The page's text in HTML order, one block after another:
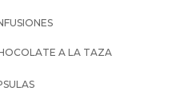
A LA TAZA